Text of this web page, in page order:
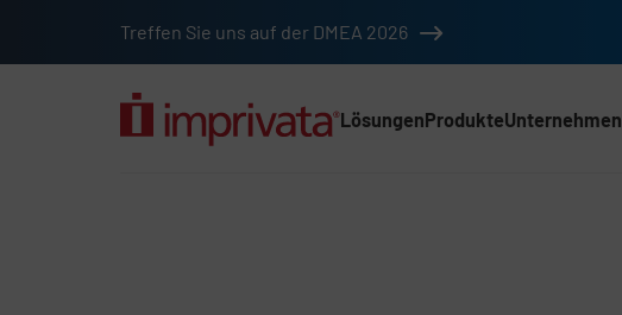
Treffen Sie uns auf der DMEA 2026
LösungenProdukteUnternehmen